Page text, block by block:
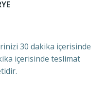
30 dakika içerisinde
içerisinde teslimat